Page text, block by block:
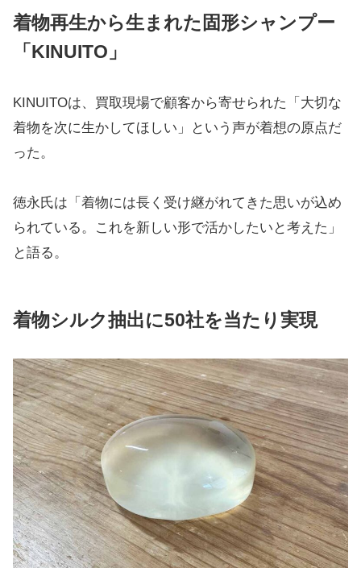
着物再生から生まれた固形シャンプー
「KINUITO」
KINUITOは、買取現場で顧客から寄せられた「大切な
着物を次に生かしてほしい」という声が着想の原点だ
った。
徳永氏は「着物には長く受け継がれてきた思いが込め
られている。これを新しい形で活かしたいと考えた」
と語る。
着物シルク抽出に50社を当たり実現